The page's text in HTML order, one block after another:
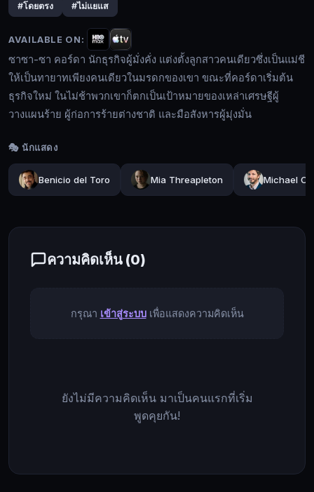
🔓
เข้า
นัก
ธุรกิจ
มั่งคั่ง
ลูกสาว
คน
เป็น
#โดยตรง #ไม่แยแส
AVAILABLE ON:
ซาซา-ซา คอร์ดา นักธุรกิจผู้มั่งคั่ง แต่งตั้งลูกสาวคนเดียวซึ่งเป็นแม่ชี
ให้เป็นทายาทเพียงคนเดียวในมรดกของเขา ขณะที่คอร์ดาเริ่มต้น
ธุรกิจใหม่ ในไม่ช้าพวกเขาก็ตกเป็นเป้าหมายของเหล่าเศรษฐีผู้
วางแผนร้าย ผู้ก่อการร้ายต่างชาติ และมือสังหารผู้มุ่งมั่น
🎭 นักแสดง
Benicio del Toro Mia Threapleton Michael
ความคิดเห็น (0)
กรุณา เข้าสู่ระบบเพื่อแสดงความคิดเห็น
ยังไม่มีความคิดเห็น มาเป็นคนแรกที่เริ่ม
พูดคุยกัน!